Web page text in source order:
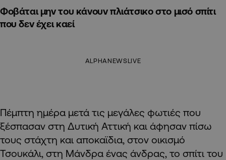
Φοβάται μην του κάνουν πλιάτσικο στο μισό σπίτι
που δεν έχει καεί
ALPHANEWSLIVE
Πέμπτη ημέρα μετά τις μεγάλες φωτιές που
ξέσπασαν στη Δυτική Αττική και άφησαν πίσω
τους στάχτη και αποκαϊδια, στον οικισμό
Τσουκάλι, στη Μάνδρα ένας άνδρας, το σπίτι του